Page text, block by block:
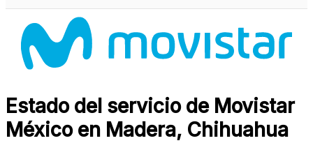
Estado del servicio de Movistar
México en Madera, Chihuahua